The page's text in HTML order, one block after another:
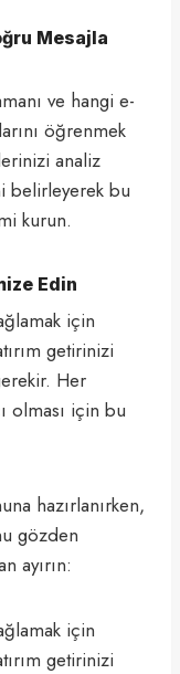
Mesajla
ve hangi e-
öğrenmek
analiz
belirleyerek bu
kurun.
Edin
için
getirinizi
Her
olması için bu
hazırlanırken,
gözden
ayırın:
için
getirinizi